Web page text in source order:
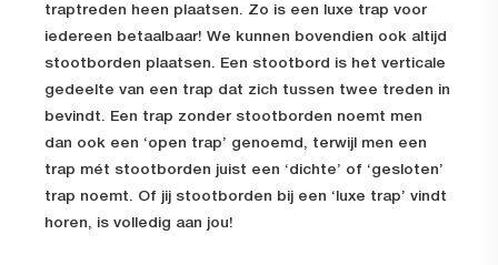
traptreden heen plaatsen. Zo is een luxe trap voor
iedereen betaalbaar! We kunnen bovendien ook altijd
stootborden plaatsen. Een stootbord is het verticale
gedeelte van een trap dat zich tussen twee treden in
bevindt. Een trap zonder stootborden noemt men
dan ook een ‘open trap’ genoemd, terwijl men een
trap mét stootborden juist een ‘dichte’ of ‘gesloten’
trap noemt. Of jij stootborden bij een ‘luxe trap’ vindt
horen, is volledig aan jou!